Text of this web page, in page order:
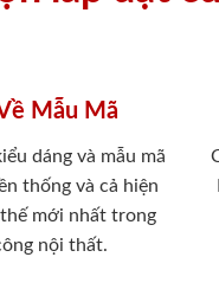
Mẫu Mã
dáng và mẫu mã
thống và cả hiện
mới nhất trong
nội thất.